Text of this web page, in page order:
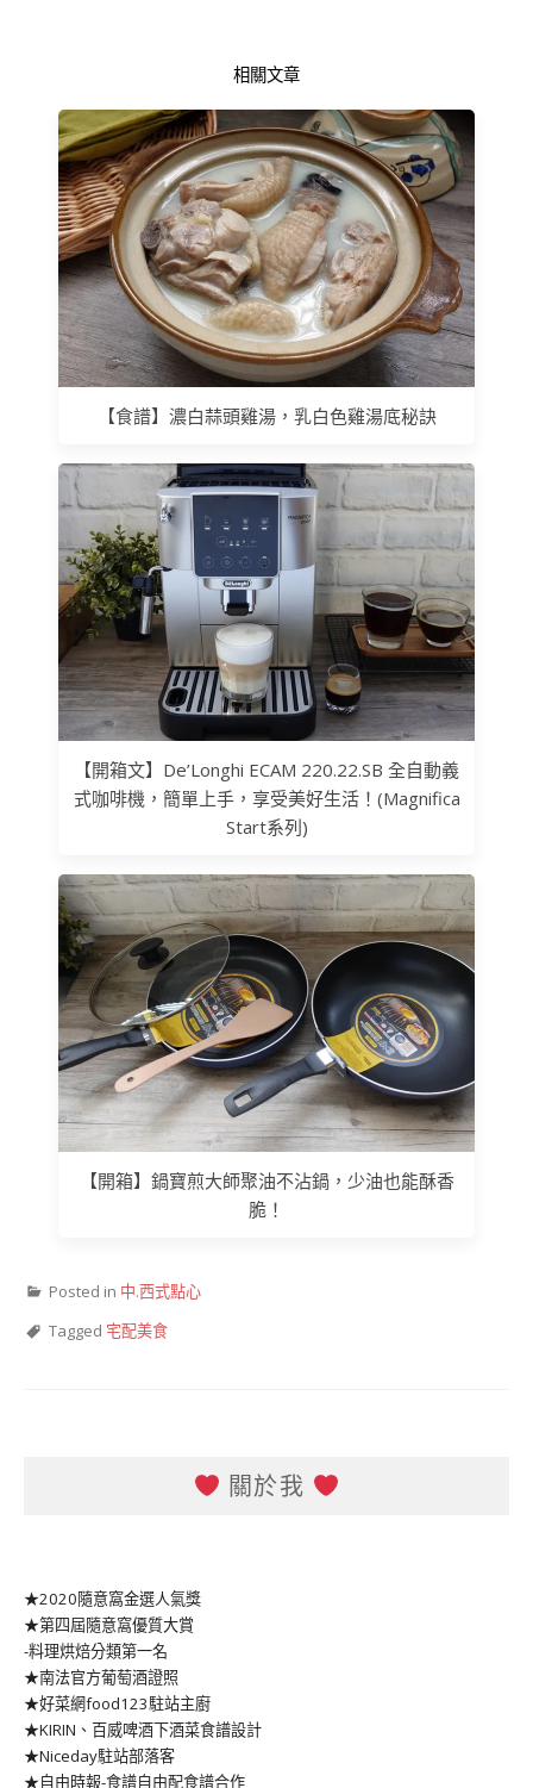
相關文章
【食譜】濃白蒜頭雞湯，乳白色雞湯底秘訣
【開箱文】De’Longhi ECAM 220.22.SB 全自動義
式咖啡機，簡單上手，享受美好生活！(Magnifica
Start系列)
【開箱】鍋寶煎大師聚油不沾鍋，少油也能酥香
脆！
Posted in 中.西式點心
Tagged 宅配美食
關於我
★2020隨意窩金選人氣獎
★第四屆隨意窩優質大賞
-料理烘焙分類第一名
★南法官方葡萄酒證照
★好菜網food123駐站主廚
★KIRIN、百威啤酒下酒菜食譜設計
★Niceday駐站部落客
★自由時報-食譜自由配食譜合作